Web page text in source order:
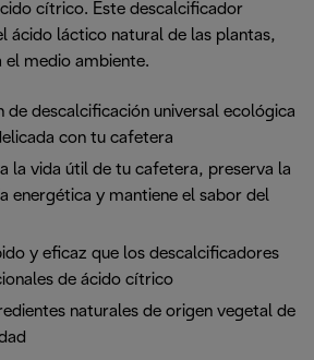
cítrico. Este descalcificador
ácido láctico natural de las plantas,
el medio ambiente.
de descalcificación universal ecológica
con tu cafetera
la vida útil de tu cafetera, preserva la
energética y mantiene el sabor del
y eficaz que los descalcificadores
de ácido cítrico
naturales de origen vegetal de